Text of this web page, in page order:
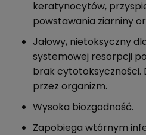
keratynocytów,
powstawania ziarniny
Jałowy, nietoksyczny
systemowej resorpcji
brak cytotoksyczności.
przez organizm.
Wysoka biozgodność.
Zapobiega wtórnym